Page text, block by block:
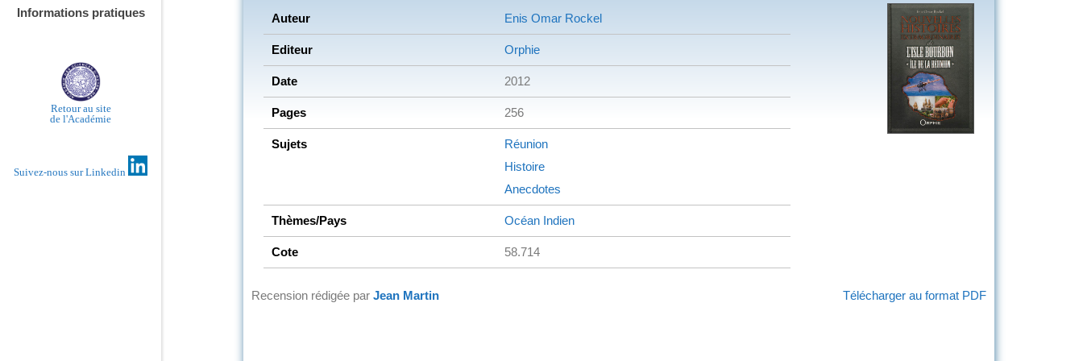
Informations pratiques
Retour au site
de l'Académie
Suivez-nous sur Linkedin
Auteur Enis Omar Rockel
Editeur Orphie
Date 2012
Pages 256
Sujets
Réunion
Histoire
Anecdotes
Thèmes/Pays Océan Indien
Cote 58.714
Télécharger au format PDF
Recension rédigée par Jean Martin